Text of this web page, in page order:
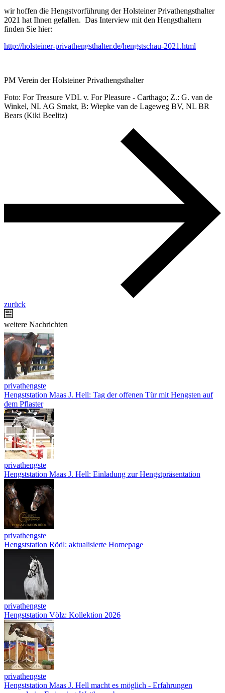
wir hoffen die Hengstvorführung der Holsteiner Privathengsthalter
2021 hat Ihnen gefallen. Das Interview mit den Hengsthaltern
finden Sie hier:
http://holsteiner-privathengsthalter.de/hengstschau-2021.html
PM Verein der Holsteiner Privathengsthalter
Foto: For Treasure VDL v. For Pleasure - Carthago; Z.: G. van de
Winkel, NL AG Smakt, B: Wiepke van de Lageweg BV, NL BR
Bears (Kiki Beelitz)
zurück
weitere Nachrichten
privathengste
Hengststation Maas J. Hell: Tag der offenen Tür mit Hengsten auf
dem Pflaster
privathengste
Hengststation Maas J. Hell: Einladung zur Hengstpräsentation
privathengste
Hengststation Rödl: aktualisierte Homepage
privathengste
Hengststation Völz: Kollektion 2026
privathengste
Hengststation Maas J. Hell macht es möglich - Erfahrungen